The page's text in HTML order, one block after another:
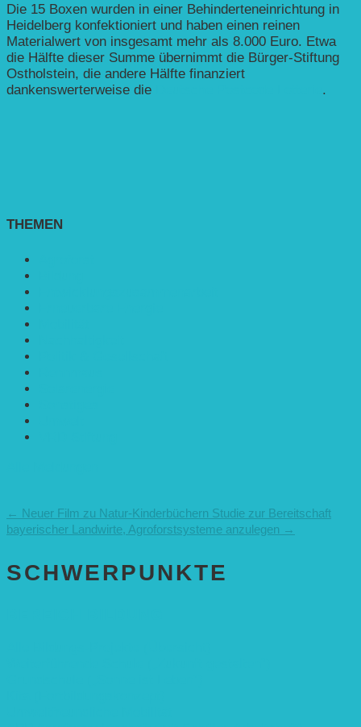
Die 15 Boxen wurden in einer Behinderteneinrichtung in
Heidelberg konfektioniert und haben einen reinen
Materialwert von insgesamt mehr als 8.000 Euro. Etwa
die Hälfte dieser Summe übernimmt die Bürger-Stiftung
Ostholstein, die andere Hälfte finanziert
dankenswerterweise die
.
THEMEN
← Neuer Film zu Natur-Kinderbüchern Studie zur Bereitschaft
bayerischer Landwirte, Agroforstsysteme anzulegen →
SCHWER­PUNKTE